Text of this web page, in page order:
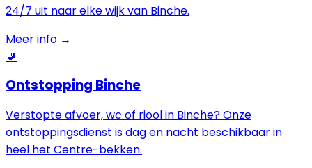
24/7 uit naar elke wijk van Binche.
Meer info →
🚽
Ontstopping Binche
Verstopte afvoer, wc of riool in Binche? Onze
ontstoppingsdienst is dag en nacht beschikbaar in
heel het Centre-bekken.